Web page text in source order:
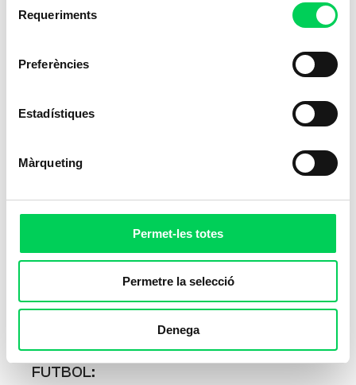
Requeriments
Preferències
Estadístiques
Màrqueting
Permet-les totes
Permetre la selecció
Denega
FUTBOL: